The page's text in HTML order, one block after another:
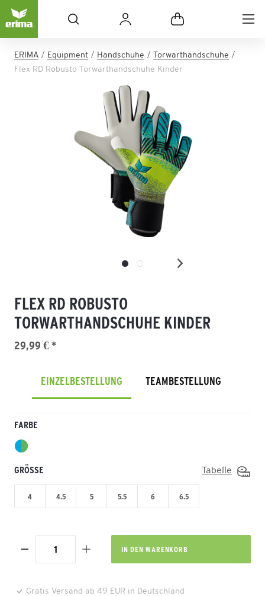
ERIMA Equipment Handschuhe
Torwarthandschuhe
Flex RD Robusto Torwarthandschuhe Kinder
FLEX RD ROBUSTO
TORWARTHANDSCHUHE KINDER
29,99 € *
EINZELBESTELLUNG TEAMBESTELLUNG
FARBE
GRÖSSE Tabelle
4 4.5 5 5.5 6 6.5
IN DEN WARENKORB
Gratis Versand ab 49 EUR in Deutschland